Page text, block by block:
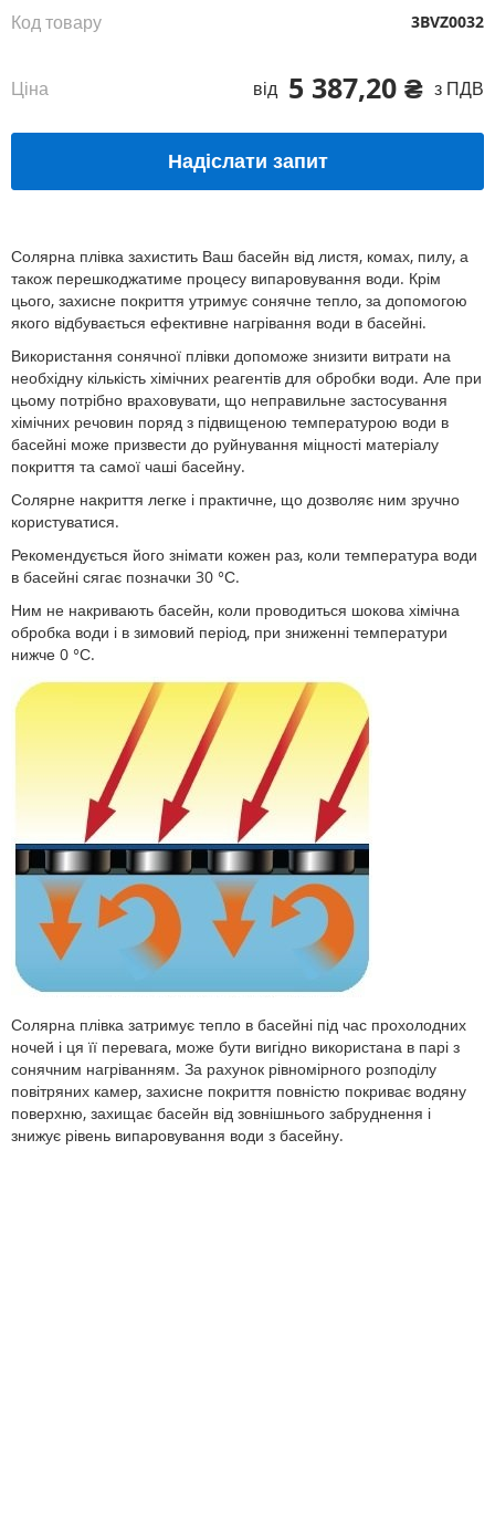
5 387,20 ₴ з ПДВ
Ціна від
Код товару 3BVZ0032
Надіслати запит
Солярна плівка захистить Ваш басейн від листя, комах, пилу, а
також перешкоджатиме процесу випаровування води. Крім
цього, захисне покриття утримує сонячне тепло, за допомогою
якого відбувається ефективне нагрівання води в басейні.
Використання сонячної плівки допоможе знизити витрати на
необхідну кількість хімічних реагентів для обробки води. Але при
цьому потрібно враховувати, що неправильне застосування
хімічних речовин поряд з підвищеною температурою води в
басейні може призвести до руйнування міцності матеріалу
покриття та самої чаші басейну.
Солярне накриття легке і практичне, що дозволяє ним зручно
користуватися.
Рекомендується його знімати кожен раз, коли температура води
в басейні сягає позначки 30 °С.
Ним не накривають басейн, коли проводиться шокова хімічна
обробка води і в зимовий період, при зниженні температури
нижче 0 °С.
Солярна плівка затримує тепло в басейні під час прохолодних
ночей і ця її перевага, може бути вигідно використана в парі з
сонячним нагріванням. За рахунок рівномірного розподілу
повітряних камер, захисне покриття повністю покриває водяну
поверхню, захищає басейн від зовнішнього забруднення і
знижує рівень випаровування води з басейну.